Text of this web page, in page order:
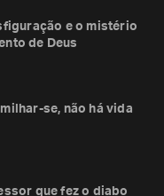
e o mistério
de Deus
se, não há vida
que fez o diabo